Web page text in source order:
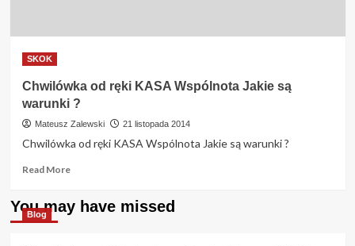
SKOK
Chwilówka od ręki KASA Wspólnota Jakie są
warunki ?
Mateusz Zalewski 21 listopada 2014
Chwilówka od ręki KASA Wspólnota Jakie są warunki ?
Read MoreRead
about
Chwilówka
You may have missed
Blog